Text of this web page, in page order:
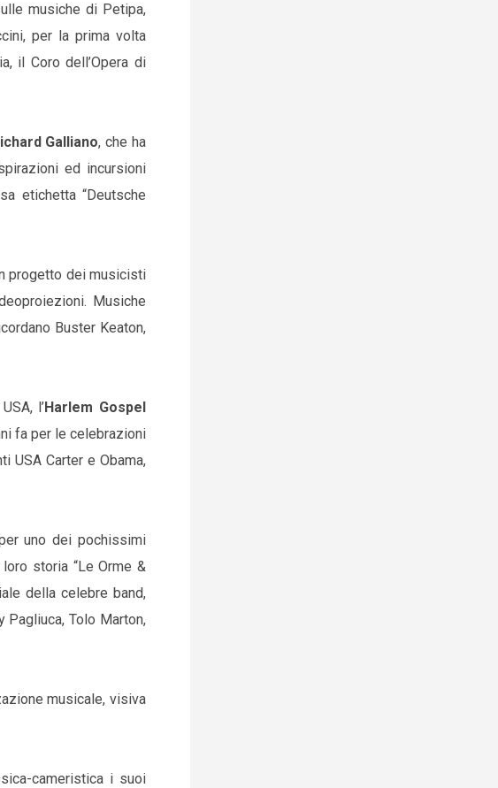
musiche di Petipa,
per la prima volta
il Coro dell’Opera di
Galliano, che ha
ed incursioni
etichetta “Deutsche
progetto dei musicisti
Musiche
Buster Keaton,
l’Harlem Gospel
fa per le celebrazioni
USA Carter e Obama,
uno dei pochissimi
storia “Le Orme &
della celebre band,
Pagliuca, Tolo Marton,
musicale, visiva
cameristica i suoi